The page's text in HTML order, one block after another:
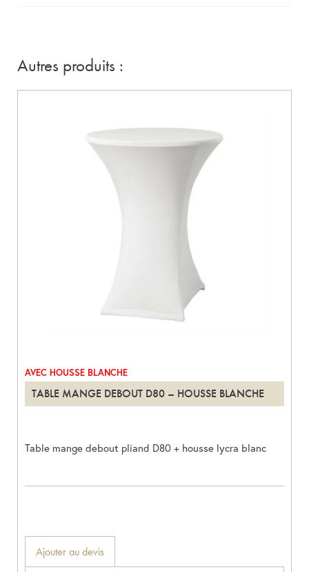
Autres produits :
AVEC HOUSSE BLANCHE
TABLE MANGE DEBOUT D80 – HOUSSE BLANCHE
Table mange debout pliand D80 + housse lycra blanc
Ajouter au devis